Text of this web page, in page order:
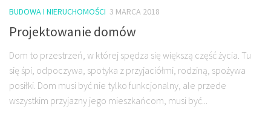
BUDOWA I NIERUCHOMOŚCI 3 MARCA 2018
Projektowanie domów
Dom to przestrzeń, w której spędza się większą część życia. Tu
się śpi, odpoczywa, spotyka z przyjaciółmi, rodziną, spożywa
posiłki. Dom musi być nie tylko funkcjonalny, ale przede
wszystkim przyjazny jego mieszkańcom, musi być...